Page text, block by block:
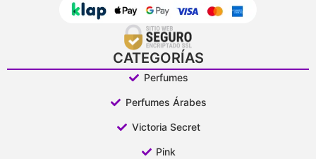
CATEGORÍAS
Perfumes
Perfumes Árabes
Victoria Secret
Pink